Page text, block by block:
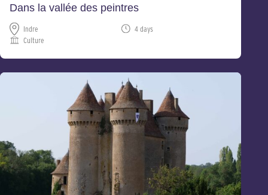
Dans la vallée des peintres
Indre
4 days
Culture